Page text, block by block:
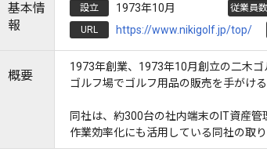
基本情
報
設立 1973年10月 従業員数
URL https://www.nikigolf.jp/top/
概要
1973年創業、1973年10月創立の二木
ゴルフ場でゴルフ用品の販売を手がける
同社は、約300台の社内端末のIT資産
作業効率化にも活用している同社の取